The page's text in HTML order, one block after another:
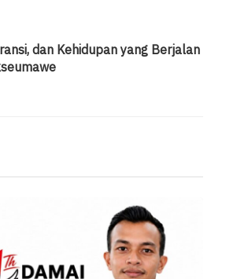
dan Kehidupan yang Berjalan